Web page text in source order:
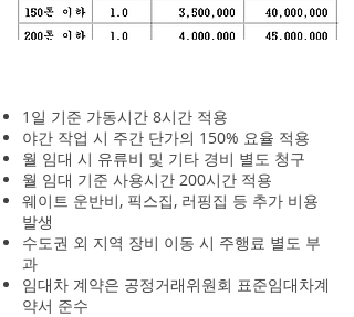
1일 기준 가동시간 8시간 적용
야간 작업 시 주간 단가의 150% 요율 적용
월 임대 시 유류비 및 기타 경비 별도 청구
월 임대 기준 사용시간 200시간 적용
웨이트 운반비, 픽스집, 러핑집 등 추가 비용
발생
수도권 외 지역 장비 이동 시 주행료 별도 부
과
임대차 계약은 공정거래위원회 표준임대차계
약서 준수